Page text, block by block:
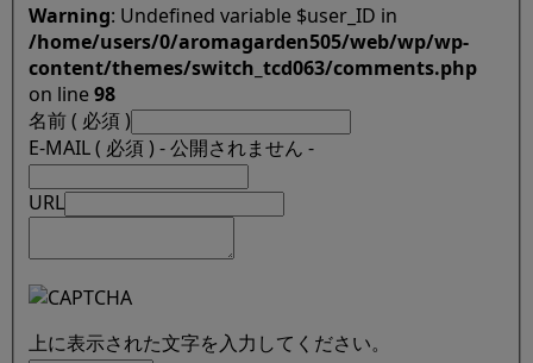
Warning : Undefined variable $user_ID in
/home/users/0/aromagarden505/web/wp/wp-
content/themes/switch_tcd063/comments.php
on line98
名前 ( 必須 )
E-MAIL ( 必須 ) - 公開されません -
URL
上に表示された文字を入力してください。